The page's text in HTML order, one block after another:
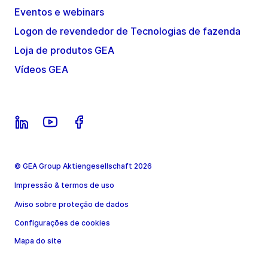
Eventos e webinars
Logon de revendedor de Tecnologias de fazenda
Loja de produtos GEA
Vídeos GEA
© GEA Group Aktiengesellschaft 2026
Impressão & termos de uso
Aviso sobre proteção de dados
Configurações de cookies
Mapa do site